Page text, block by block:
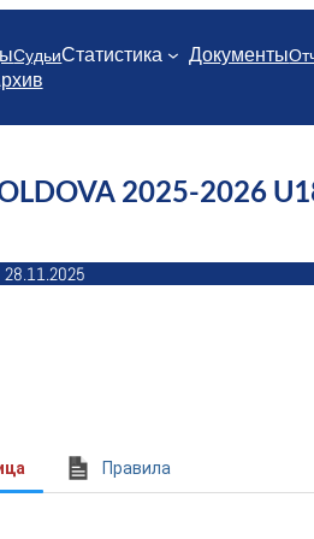
СудьиСтатистика Документы
2025-2026
28.11.2025
Правила